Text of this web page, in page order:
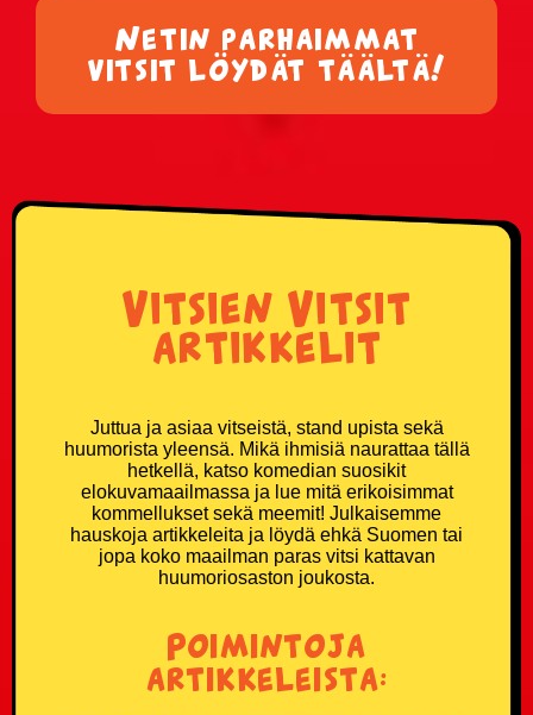
Netin parhaimmat
vitsit löydät täältä!
Vitsien Vitsit
artikkelit
Juttua ja asiaa vitseistä, stand upista sekä
huumorista yleensä. Mikä ihmisiä naurattaa tällä
hetkellä, katso komedian suosikit
elokuvamaailmassa ja lue mitä erikoisimmat
kommellukset sekä meemit! Julkaisemme
hauskoja artikkeleita ja löydä ehkä Suomen tai
jopa koko maailman paras vitsi kattavan
huumoriosaston joukosta.
Poimintoja
artikkeleista: